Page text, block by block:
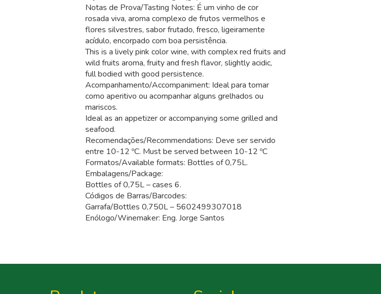
Notas de Prova/Tasting Notes: É um vinho de cor
rosada viva, aroma complexo de frutos vermelhos e
flores silvestres, sabor frutado, fresco, ligeiramente
acídulo, encorpado com boa persistência.
This is a lively pink color wine, with complex red fruits and
wild fruits aroma, fruity and fresh flavor, slightly acidic,
full bodied with good persistence.
Acompanhamento/Accompaniment: Ideal para tomar
como aperitivo ou acompanhar alguns grelhados ou
mariscos.
Ideal as an appetizer or accompanying some grilled and
seafood.
Recomendações/Recommendations: Deve ser servido
entre 10-12 ºC. Must be served between 10-12 ºC
Formatos/Available formats: Bottles of 0,75L.
Embalagens/Package:
Bottles of 0,75L – cases 6.
Códigos de Barras/Barcodes:
Garrafa/Bottles 0,750L – 5602499307018
Enólogo/Winemaker: Eng. Jorge Santos